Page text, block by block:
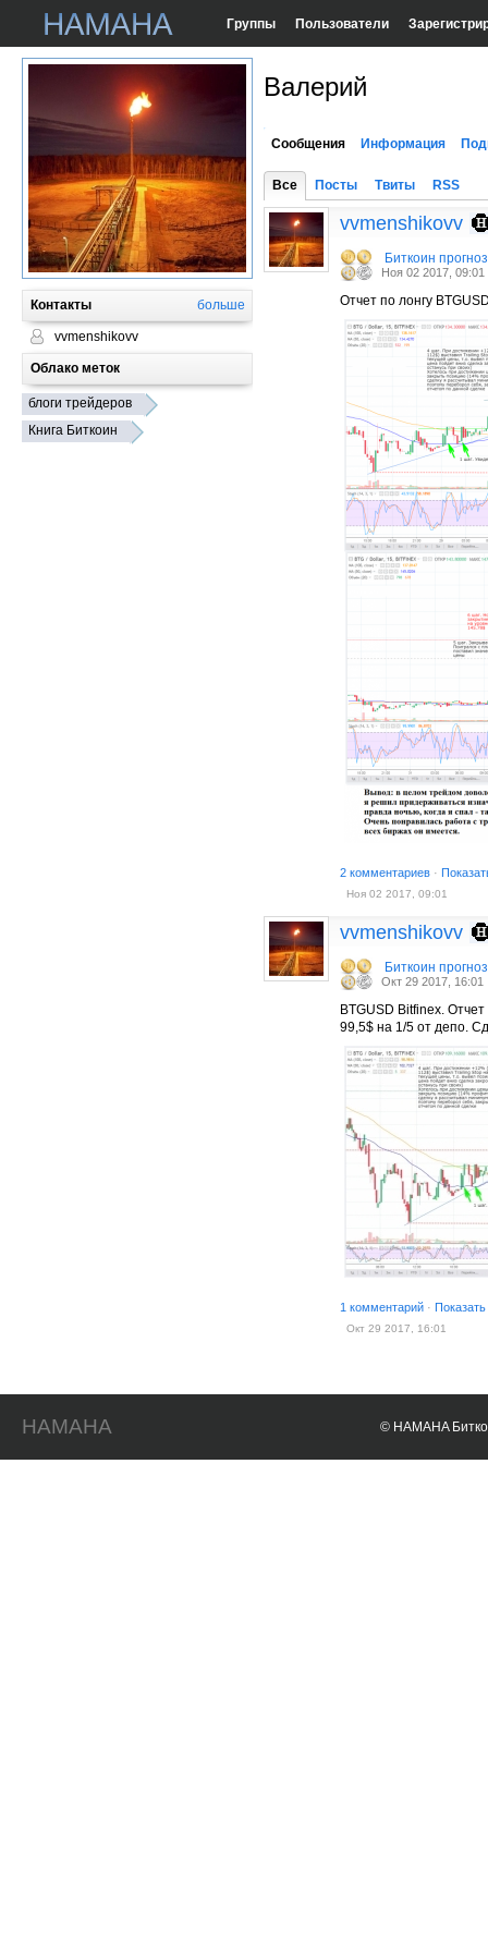
Группы Пользователи
Контакты больше
vvmenshikovv
Облако меток
блоги трейдеров
Книга Биткоин
Валерий
Сообщения Информация
Все Посты Твиты RSS
vvmenshikovv
Биткоин
Ноя 02 2017, 09:01
Отчет по лонгу
2 комментариев ·
Ноя 02 2017, 09:01
vvmenshikovv
Биткоин
Окт 29 2017, 16:01
BTGUSD Bitfinex.
99,5$ на 1/5 от депо.
1 комментарий ·
Окт 29 2017, 16:01
HAMAHA © HAMAHA